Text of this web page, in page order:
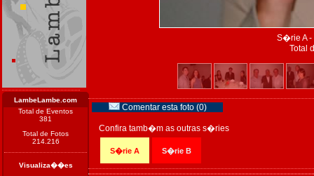
LambeLambe.com
Total de Eventos
381
Total de Fotos
214.216
Visualiza��es
S�rie A -
Total
Comentar esta foto (0)
Confira tamb�m as outras s�ries
S�rie A S�rie B